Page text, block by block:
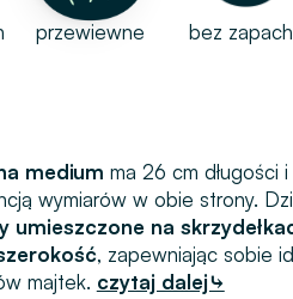
przewiewne bez
medium ma 26 cm długości
wymiarów w obie strony.
umieszczone na
, zapewniając sobie
majtek. czytaj dalej⤷